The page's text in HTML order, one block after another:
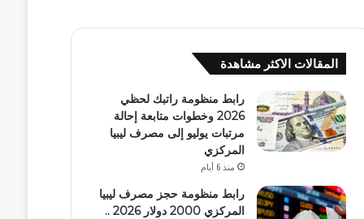
المقالات الاكثر مشاهدة
رابط منظومة راتبك لحظي
2026 وخطوات متابعة إحالة
مرتبات يوليو إلى مصرف ليبيا
المركزي
منذ 6 أيام
رابط منظومة حجز مصرف ليبيا
المركزي 2000 دولار 2026 ..